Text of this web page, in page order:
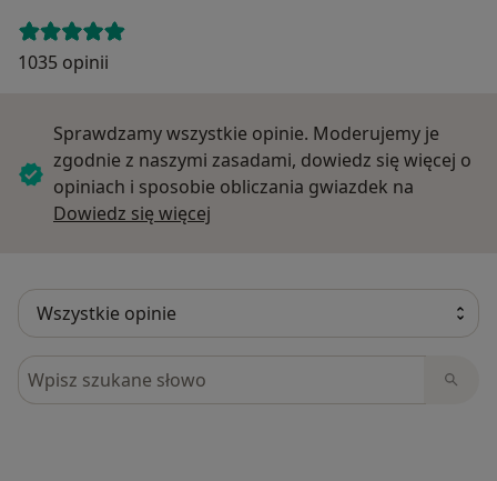
1035 opinii
Sprawdzamy wszystkie opinie. Moderujemy je
zgodnie z naszymi zasadami, dowiedz się więcej o
opiniach i sposobie obliczania gwiazdek na
Dowiedz się więcej
Szukaj w opiniach